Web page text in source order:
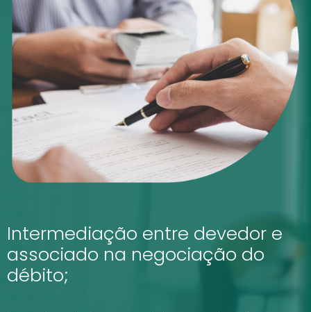
Intermediação entre devedor e
associado na negociação do
débito;